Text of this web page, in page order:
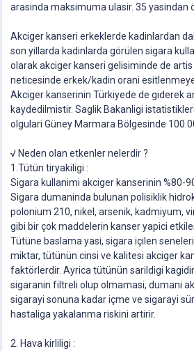
arasinda maksimuma ulasir. 35 yasindan
Akciger kanseri erkeklerde kadinlardan
son yillarda kadinlarda görülen sigara
olarak akciger kanseri gelisiminde de
neticesinde erkek/kadin orani
Akciger kanserinin Türkiyede de giderek
kaydedilmistir. Saglik Bakanligi
olgulari Güney Marmara Bölgesinde
√ Neden olan etkenler nelerdir ?
1.Tütün tiryakiligi :
Sigara kullanimi akciger kanserinin %80-
Sigara dumaninda bulunan polisiklik
polonium 210, nikel, arsenik, kadmiyum,
gibi bir çok maddelerin kanser yapici
Tütüne baslama yasi, sigara içilen
miktar, tütünün cinsi ve kalitesi akciger
faktörlerdir. Ayrica tütünün sarildigi
sigaranin filtreli olup olmamasi, dumani
sigarayi sonuna kadar içme ve sigarayi
hastaliga yakalanma riskini artirir.
2. Hava kirliligi :